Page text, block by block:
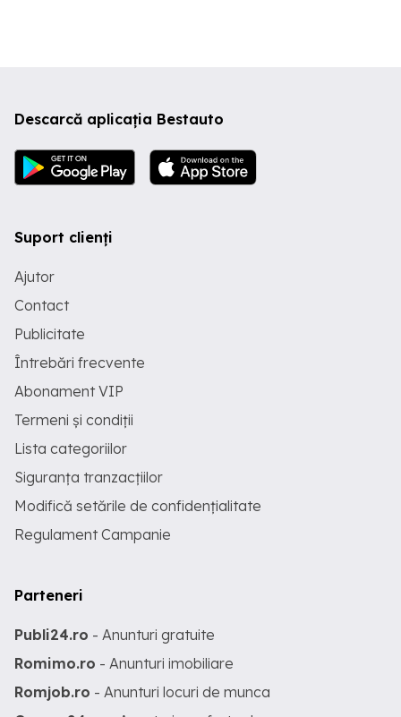
Descarcă aplicația Bestauto
Suport clienți
Ajutor
Contact
Publicitate
Întrebări frecvente
Abonament VIP
Termeni și condiții
Lista categoriilor
Siguranța tranzacțiilor
Modifică setările de confidențialitate
Regulament Campanie
Parteneri
Publi24.ro - Anunturi gratuite
Romimo.ro - Anunturi imobiliare
Romjob.ro - Anunturi locuri de munca